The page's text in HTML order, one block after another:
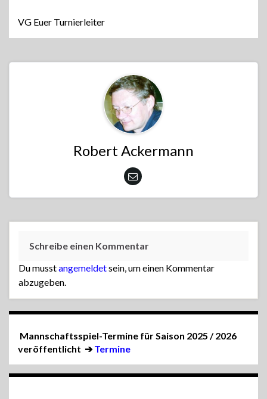
VG Euer Turnierleiter
Robert Ackermann
Schreibe einen Kommentar
Du musstangemeldetsein, um einen Kommentar
abzugeben.
Mannschaftsspiel-Termine für Saison 2025 / 2026
veröffentlicht ➔Termine